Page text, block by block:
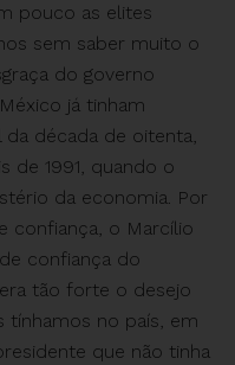
pouco as elites
sem saber muito o
do governo
já tinham
década de oitenta,
de 1991, quando o
da economia. Por
confiança, o Marcílio
confiança do
tão forte o desejo
tínhamos no país, em
que não tinha